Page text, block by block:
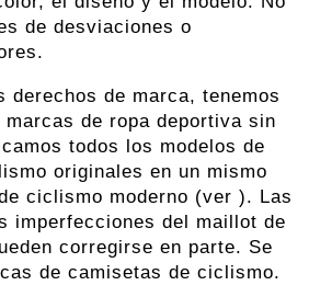
de desviaciones o
derechos de marca, tenemos
de ropa deportiva sin
todos los modelos de
originales en un mismo
ciclismo moderno (ver ). Las
imperfecciones del maillot de
corregirse en parte. Se
de camisetas de ciclismo.